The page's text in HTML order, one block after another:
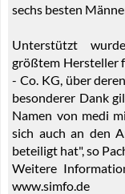
sechs besten
Unterstützt
größtem Hersteller
- Co. KG, über
besonderer Dank
Namen von medi
sich auch an den
beteiligt hat", so
Weitere
www.simfo.de